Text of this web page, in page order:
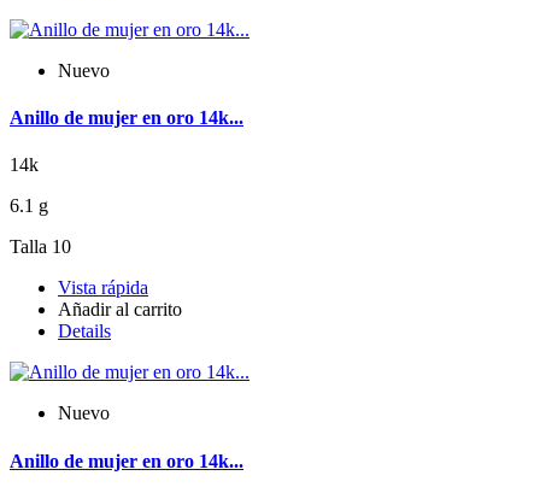
Nuevo
Anillo de mujer en oro 14k...
14k
6.1 g
Talla 10
Vista rápida
Añadir al carrito
Details
Nuevo
Anillo de mujer en oro 14k...